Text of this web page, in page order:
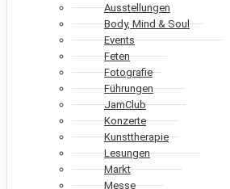
Ausstellungen
Body, Mind & Soul
Events
Feten
Fotografie
Führungen
JamClub
Konzerte
Kunsttherapie
Lesungen
Markt
Messe